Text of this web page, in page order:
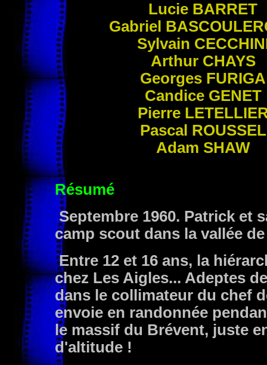
Lucie BARRET
Gabriel
Sylvain
Arthur CHAYS
Georges FURIGA
Candice GENET
Pierre
Pascal ROUSSEL
Adam SHAW
Résumé
Septembre 1960. Patrick et
camp scout dans la vallée
Entre 12 et 16 ans, la
chez Les Aigles... Adeptes
dans le collimateur du chef
envoie en randonnée
le massif du Brévent, juste
d'altitude !